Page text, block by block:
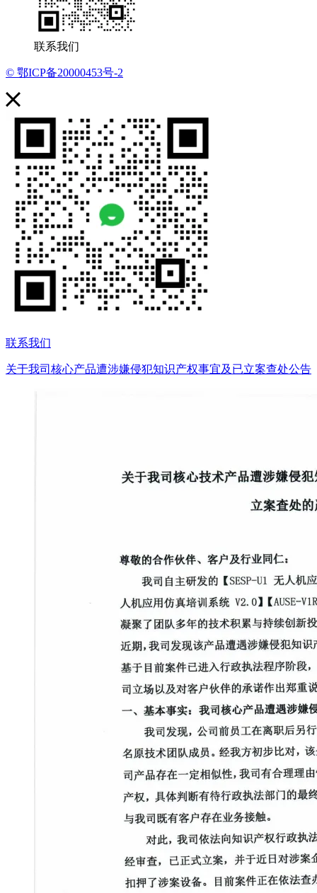
联系我们
© 鄂ICP备20000453号-2
联系我们
关于我司核心产品遭涉嫌侵犯知识产权事宜及已立案查处公告